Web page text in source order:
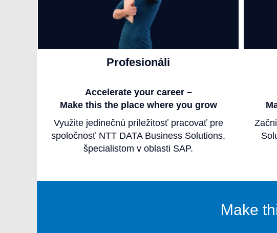
Profesionáli
Accelerate your career –
Make this the place where you grow
Využite jedinečnú príležitosť pracovať pre
spoločnosť NTT DATA Business Solutions,
špecialistom v oblasti SAP.
Make